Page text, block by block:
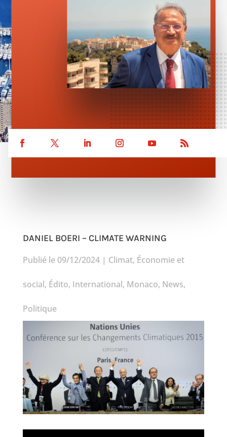
DANIEL BOERI – CLIMATE WARNING
Publié le 09/12/2024| Climat, Économie et
social, Édito, International, Monaco, News,
Politique